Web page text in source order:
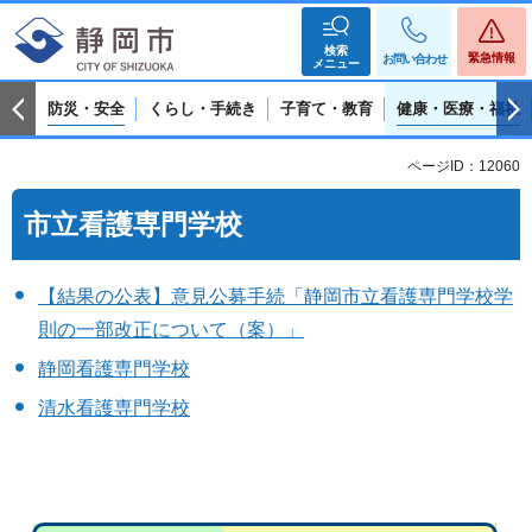
検索
メニュー
お問い合わせ 緊急情報
防災・安全 くらし・手続き 子育て・教育 健康・医療・福祉
ページID：12060
市立看護専門学校
【結果の公表】意見公募手続「静岡市立看護専門学校学
則の一部改正について（案）」
静岡看護専門学校
清水看護専門学校